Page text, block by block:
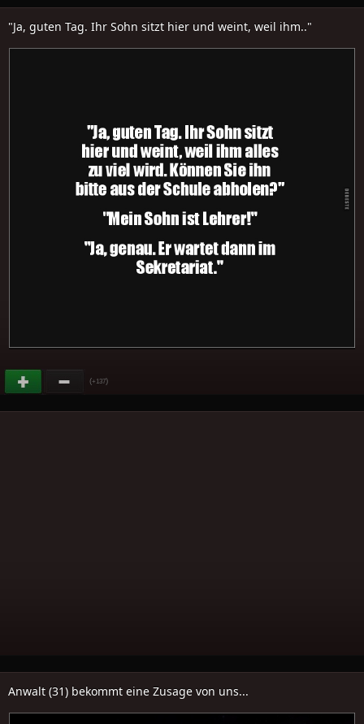
"Ja, guten Tag. Ihr Sohn sitzt hier und weint, weil ihm.."
(+137)
Anwalt (31) bekommt eine Zusage von uns...